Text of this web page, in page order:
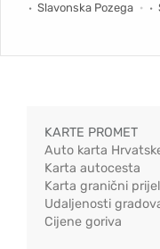
Slavonska Pozega
KARTE PROMET
Auto karta
Karta autocesta
Karta granični
Udaljenosti
Cijene goriva